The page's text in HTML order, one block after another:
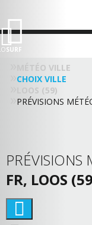
SURF
MÉTÉO VILLE
CHOIX VILLE
LOOS (59)
PRÉVISIONS
PRÉVISIONS
FR, LOOS